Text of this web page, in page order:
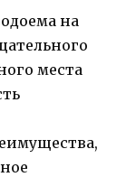
на
места